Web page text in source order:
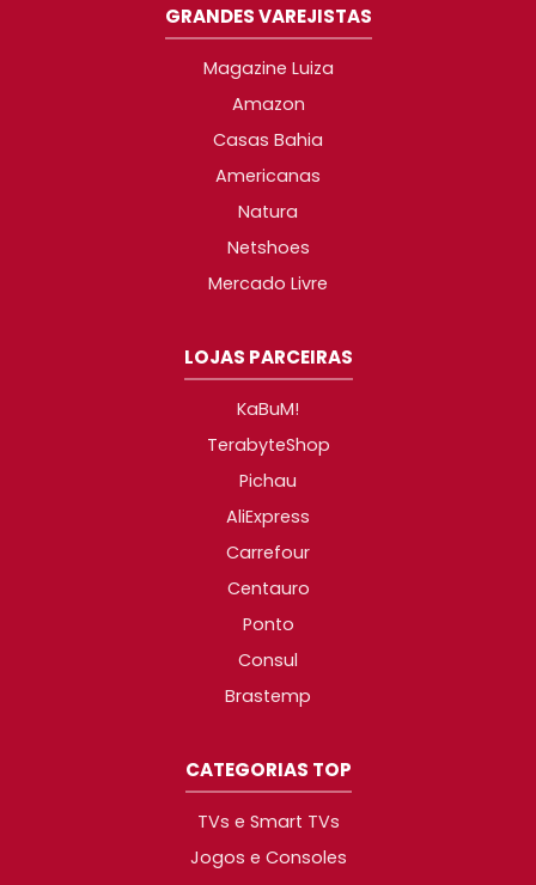
GRANDES VAREJISTAS
Magazine Luiza
Amazon
Casas Bahia
Americanas
Natura
Netshoes
Mercado Livre
LOJAS PARCEIRAS
KaBuM!
TerabyteShop
Pichau
AliExpress
Carrefour
Centauro
Ponto
Consul
Brastemp
CATEGORIAS TOP
TVs e Smart TVs
Jogos e Consoles